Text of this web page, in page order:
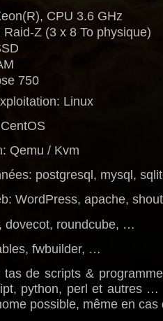
CPU 3.6 GHz
Raid-Z (3 x 8 To physique)
750
Linux
Qemu / Kvm
postgresql, mysql,
WordPress, apache,
dovecot, roundcube, …
fwbuilder, …
tas de scripts &
python, perl et autres
possible, même en cas